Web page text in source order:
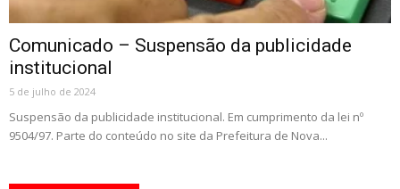
Comunicado – Suspensão da publicidade
institucional
5 de julho de 2024
Suspensão da publicidade institucional. Em cumprimento da lei nº
9504/97. Parte do conteúdo no site da Prefeitura de Nova...